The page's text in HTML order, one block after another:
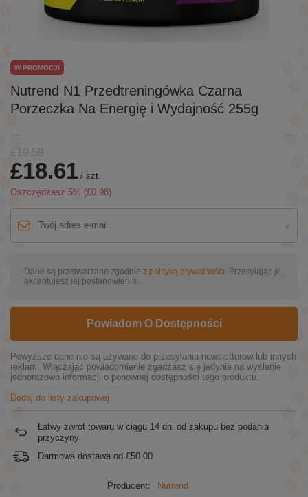
Nutrend N1 Przedtreningówka Czarna
Porzeczka Na Energię i Wydajność 255g
W PROMOCJI
£19.59
£18.61 / szt.
Oszczędzasz 5% (£0.98).
Dane są przetwarzane zgodnie z polityką prywatności . Przesyłając je,
akceptujesz jej postanowienia.
Powiadom O Dostępności
Powyższe dane nie są używane do przesyłania newsletterów lub innych
reklam. Włączając powiadomienie zgadzasz się jedynie na wysłanie
jednorazowo informacji o ponownej dostępności tego produktu.
Dodaj do listy zakupowej
Łatwy zwrot towaru w ciągu 14 dni od zakupu bez podania
przyczyny
Darmowa dostawa od £50.00
Producent: Nutrend